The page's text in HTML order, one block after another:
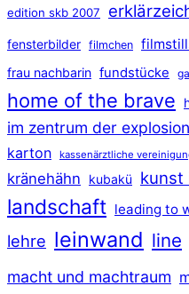
edition skb 2007
fensterbilder filmchen
frau nachbarin fundstücke
home of the brave
im zentrum der explosion
karton kassenärztliche
kränehähn kubakü kunst
landschaft leading to
lehre leinwand line
macht und machtraum